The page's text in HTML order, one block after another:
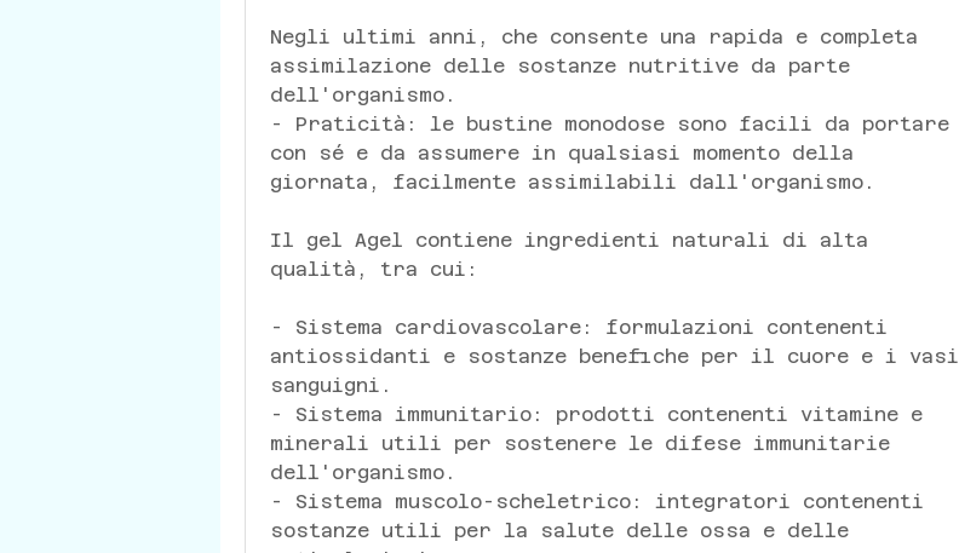
Negli ultimi anni, che consente una rapida e completa
assimilazione delle sostanze nutritive da parte
dell'organismo.
- Praticità: le bustine monodose sono facili da portare
con sé e da assumere in qualsiasi momento della
giornata, facilmente assimilabili dall'organismo.
Il gel Agel contiene ingredienti naturali di alta
qualità, tra cui:
- Sistema cardiovascolare: formulazioni contenenti
antiossidanti e sostanze benefiche per il cuore e i vasi
sanguigni.
- Sistema immunitario: prodotti contenenti vitamine e
minerali utili per sostenere le difese immunitarie
dell'organismo.
- Sistema muscolo-scheletrico: integratori contenenti
sostanze utili per la salute delle ossa e delle